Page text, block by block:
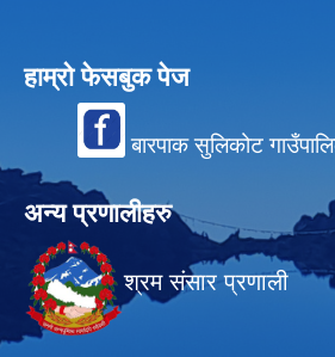
हाम्रो फेसबुक पेज
बारपाक सुलिकोट
अन्य प्रणालीहरु
श्रम संसार प्रणाली